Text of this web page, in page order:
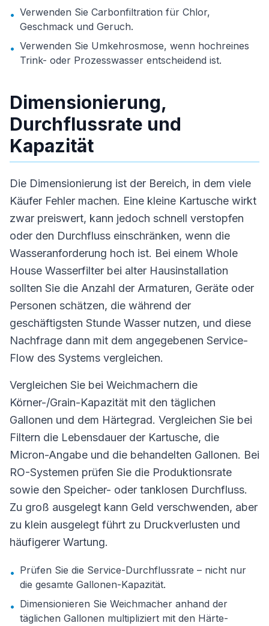
• Verwenden Sie Carbonfiltration für Chlor,
Geschmack und Geruch.
• Verwenden Sie Umkehrosmose, wenn hochreines
Trink- oder Prozesswasser entscheidend ist.
Dimensionierung,
Durchflussrate und
Kapazität
Die Dimensionierung ist der Bereich, in dem viele
Käufer Fehler machen. Eine kleine Kartusche wirkt
zwar preiswert, kann jedoch schnell verstopfen
oder den Durchfluss einschränken, wenn die
Wasseranforderung hoch ist. Bei einem Whole
House Wasserfilter bei alter Hausinstallation
sollten Sie die Anzahl der Armaturen, Geräte oder
Personen schätzen, die während der
geschäftigsten Stunde Wasser nutzen, und diese
Nachfrage dann mit dem angegebenen Service-
Flow des Systems vergleichen.
Vergleichen Sie bei Weichmachern die
Körner-/Grain-Kapazität mit den täglichen
Gallonen und dem Härtegrad. Vergleichen Sie bei
Filtern die Lebensdauer der Kartusche, die
Micron-Angabe und die behandelten Gallonen. Bei
RO-Systemen prüfen Sie die Produktionsrate
sowie den Speicher- oder tanklosen Durchfluss.
Zu groß ausgelegt kann Geld verschwenden, aber
zu klein ausgelegt führt zu Druckverlusten und
häufigerer Wartung.
• Prüfen Sie die Service-Durchflussrate – nicht nur
die gesamte Gallonen-Kapazität.
• Dimensionieren Sie Weichmacher anhand der
täglichen Gallonen multipliziert mit den Härte-